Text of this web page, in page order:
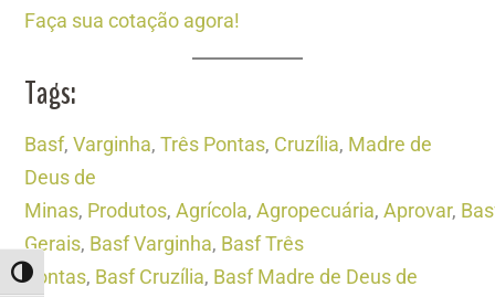
ALTERNAR ALTO CONTRASTE
Faça sua cotação agora!
Tags:
Basf,Varginha,Três Pontas, Cruzília, Madre de
Deus de
Minas, Produtos,Agrícola,Agropecuária,Aprovar,
Gerais, Basf Varginha, Basf Três
Pontas, Basf Cruzília, Basf Madre de Deus de